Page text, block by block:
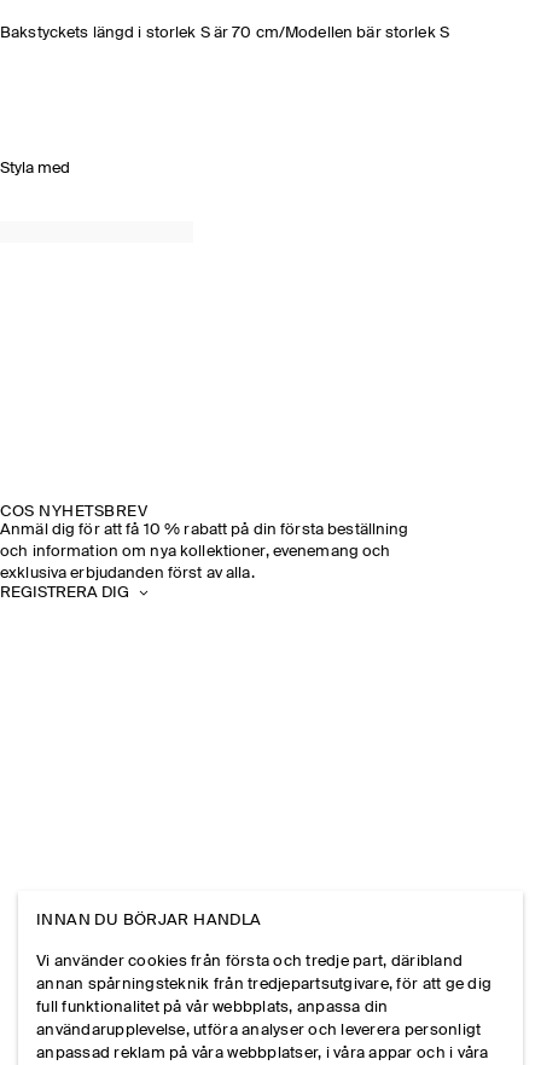
Bakstyckets längd i storlek S är 70 cm/Modellen bär storlek S
Styla med
COS NYHETSBREV
Anmäl dig för att få 10 % rabatt på din första beställning
och information om nya kollektioner, evenemang och
exklusiva erbjudanden först av alla.
REGISTRERA DIG
INNAN DU BÖRJAR HANDLA
Vi använder cookies från första och tredje part, däribland
annan spårningsteknik från tredjepartsutgivare, för att ge dig
full funktionalitet på vår webbplats, anpassa din
användarupplevelse, utföra analyser och leverera personligt
anpassad reklam på våra webbplatser, i våra appar och i våra